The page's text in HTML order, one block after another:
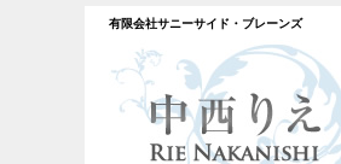
有限会社サニーサイド・ブレーンズ